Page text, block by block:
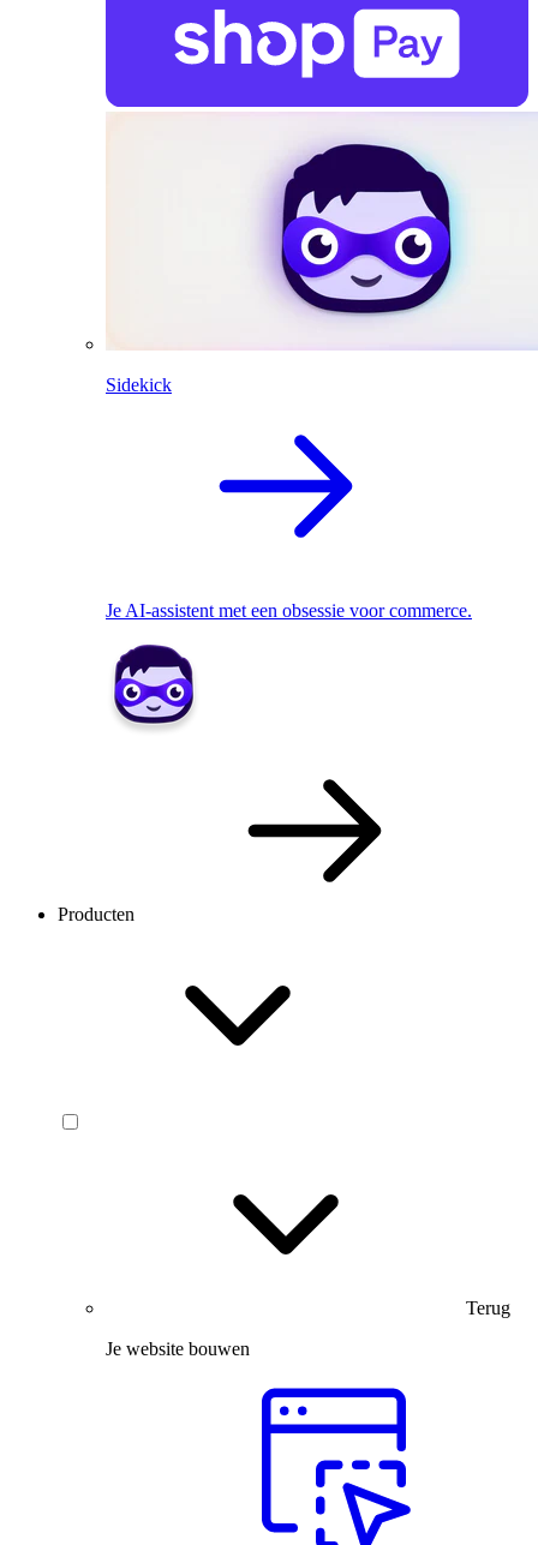
Sidekick
Je AI-assistent met een obsessie voor commerce.
Producten
Terug
Je website bouwen